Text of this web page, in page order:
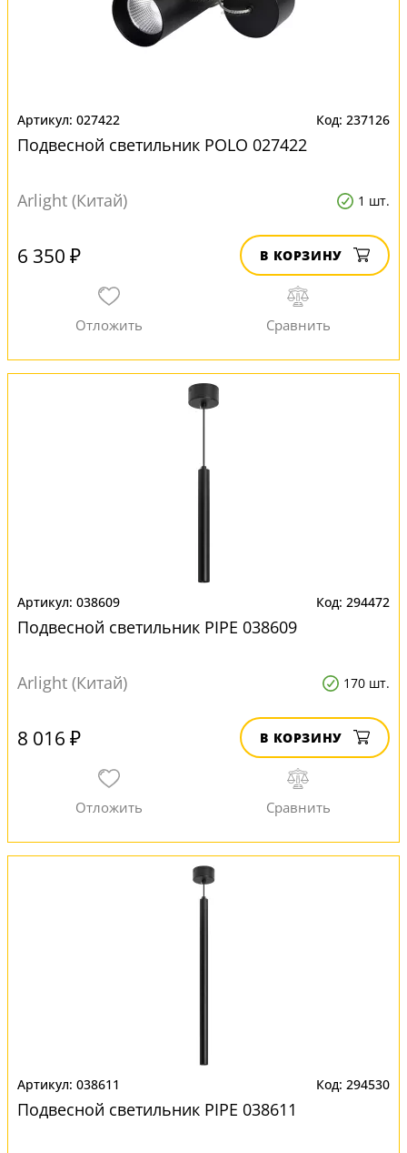
027422 237126
Подвесной светильник POLO 027422
Arlight (Китай) 1 шт.
6 350 ₽ В КОРЗИНУ
038609 294472
Подвесной светильник PIPE 038609
Arlight (Китай) 170 шт.
8 016 ₽ В КОРЗИНУ
038611 294530
Подвесной светильник PIPE 038611